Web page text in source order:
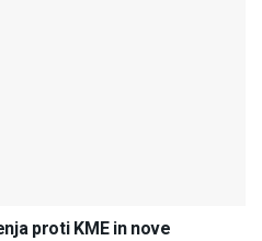
proti KME in nove